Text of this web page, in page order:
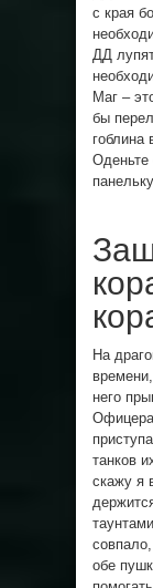
с края
ДД
Маг –
бы
гоблина
Оденьте
На
него
Офицера
танков
скажу я
обе